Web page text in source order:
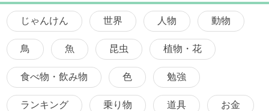
じゃんけん 世界 人物 動物
鳥 魚 昆虫 植物・花
食べ物・飲み物 色 勉強
ランキング 乗り物 道具 お金